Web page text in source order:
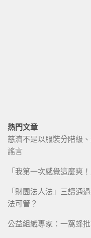
熱門文章
慈濟不是以服裝分階級
謠言
「我第一次感覺這麼爽
「財團法人法」三讀通
法可管？
公益組織專家：一窩蜂